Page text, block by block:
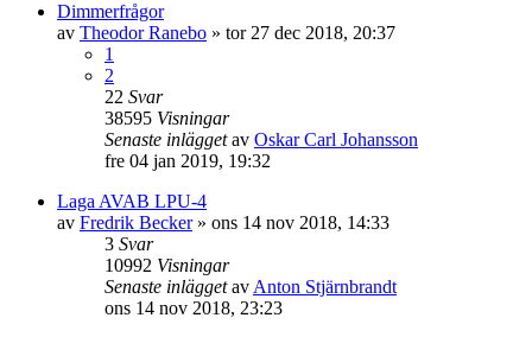
Dimmerfrågor
av Theodor Ranebo » tor 27 dec 2018, 20:37
1
2
22 Svar
38595 Visningar
Senaste inläggetav Oskar Carl Johansson
fre 04 jan 2019, 19:32
Laga AVAB LPU-4
av Fredrik Becker» ons 14 nov 2018, 14:33
3 Svar
10992 Visningar
Senaste inläggetav Anton Stjärnbrandt
ons 14 nov 2018, 23:23